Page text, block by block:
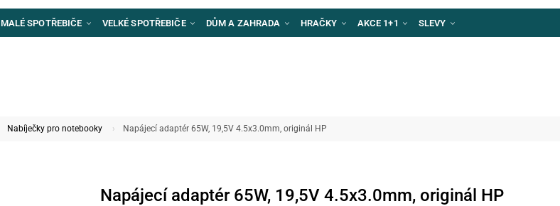
MALÉ SPOTŘEBIČE VELKÉ SPOTŘEBIČE DŮM A ZAHRADA HRAČKY AKCE 1+1 SLEVY
Nabíječky pro notebooky Napájecí adaptér 65W, 19,5V 4.5x3.0mm, originál HP
Napájecí adaptér 65W, 19,5V 4.5x3.0mm, originál HP